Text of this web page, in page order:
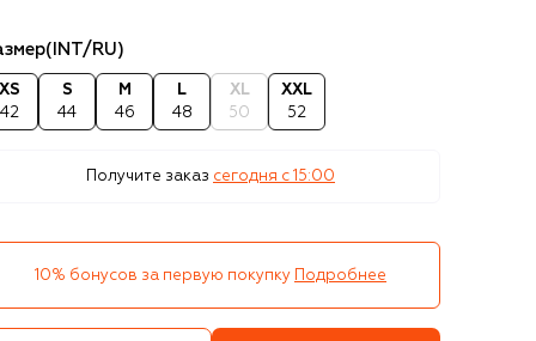
(INT/RU)
XS
42
S
44
M
46
L
48
XL
50
XXL
52
Получите заказ сегодня c 15:00
10% бонусов за первую покупку Подробнее